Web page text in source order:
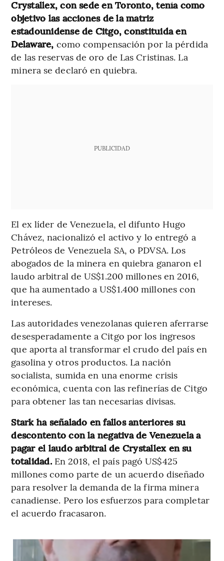
Crystallex, con sede en Toronto, tenía como
objetivo las acciones de la matriz
estadounidense de Citgo, constituida en
Delaware, como compensación por la pérdida
de las reservas de oro de Las Cristinas. La
minera se declaró en quiebra.
PUBLICIDAD
El ex líder de Venezuela, el difunto Hugo
Chávez, nacionalizó el activo y lo entregó a
Petróleos de Venezuela SA, o PDVSA. Los
abogados de la minera en quiebra ganaron el
laudo arbitral de US$1.200 millones en 2016,
que ha aumentado a US$1.400 millones con
intereses.
Las autoridades venezolanas quieren aferrarse
desesperadamente a Citgo por los ingresos
que aporta al transformar el crudo del país en
gasolina y otros productos. La nación
socialista, sumida en una enorme crisis
económica, cuenta con las refinerías de Citgo
para obtener las tan necesarias divisas.
Stark ha señalado en fallos anteriores su
descontento con la negativa de Venezuela a
pagar el laudo arbitral de Crystallex en su
totalidad. En 2018, el país pagó US$425
millones como parte de un acuerdo diseñado
para resolver la demanda de la firma minera
canadiense. Pero los esfuerzos para completar
el acuerdo fracasaron.